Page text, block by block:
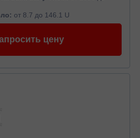
от 8.7 до 146.1 U
цену